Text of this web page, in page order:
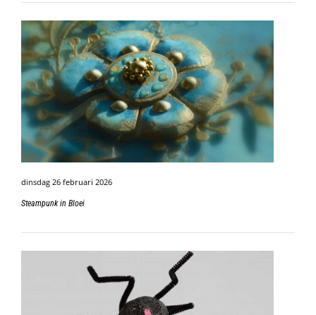
dinsdag 26 februari 2026
Steampunk in Bloei